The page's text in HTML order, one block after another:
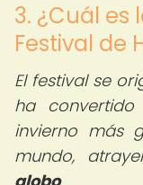
3. ¿Cuál es
Festival de
El festival se
ha
invierno más
mundo,